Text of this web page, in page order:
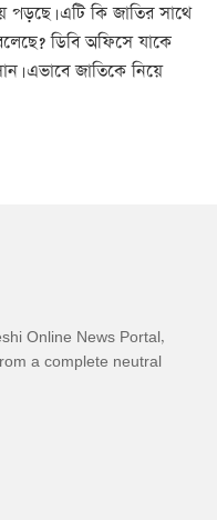
পড়ছে। এটি কি জাতির সাথে
ডিবি অফিসে যাকে
এভাবে জাতিকে নিয়ে
Online News Portal,
a complete neutral